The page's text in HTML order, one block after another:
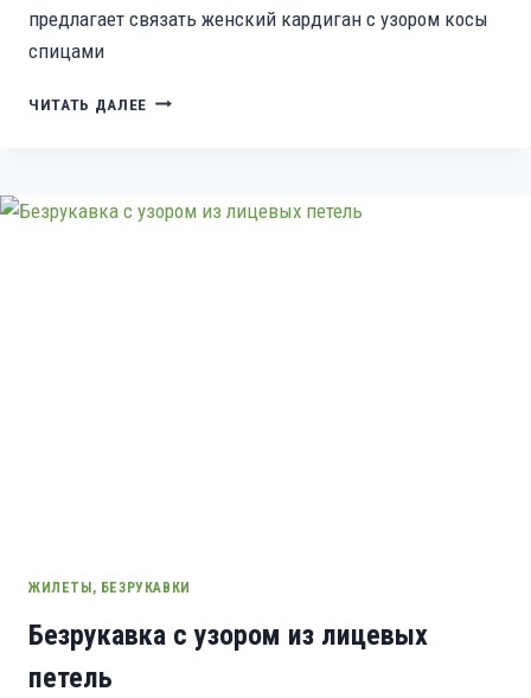
предлагает связать женский кардиган с узором косы
спицами
ЧИТАТЬ ДАЛЕЕ КАРДИГАН
ЖИЛЕТЫ, БЕЗРУКАВКИ
Безрукавка с узором из лицевых
петель